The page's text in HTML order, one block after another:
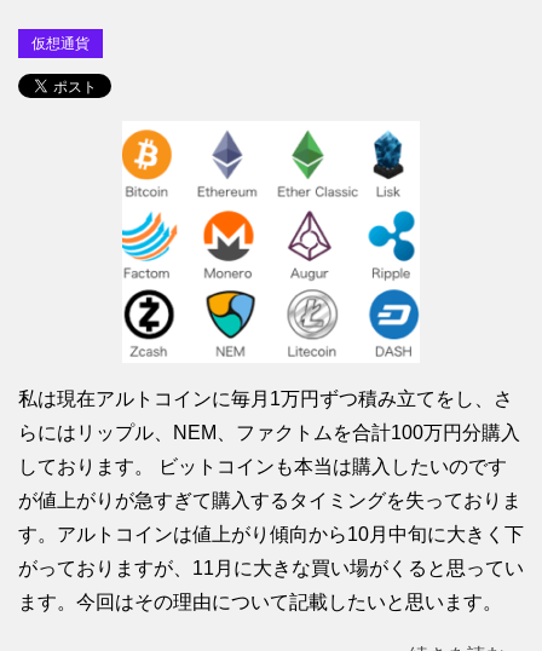
仮想通貨
私は現在アルトコインに毎月1万円ずつ積み立てをし、さ
らにはリップル、NEM、ファクトムを合計100万円分購入
しております。 ビットコインも本当は購入したいのです
が値上がりが急すぎて購入するタイミングを失っておりま
す。アルトコインは値上がり傾向から10月中旬に大きく下
がっておりますが、11月に大きな買い場がくると思ってい
ます。今回はその理由について記載したいと思います。